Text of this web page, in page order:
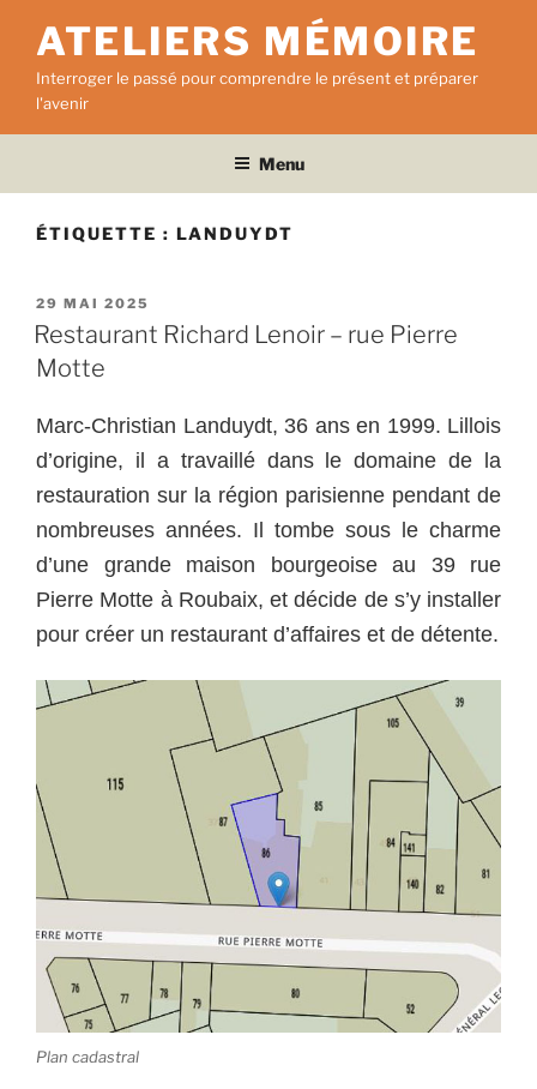
contenu
principal
ATELIERS MÉMOIRE
Interroger le passé pour comprendre le présent et préparer
l'avenir
Menu
ÉTIQUETTE : LANDUYDT
PUBLIÉ
LE
29 MAI 2025
Restaurant Richard Lenoir – rue Pierre
Motte
Marc-Christian Landuydt, 36 ans en 1999. Lillois
d’origine, il a travaillé dans le domaine de la
restauration sur la région parisienne pendant de
nombreuses années. Il tombe sous le charme
d’une grande maison bourgeoise au 39 rue
Pierre Motte à Roubaix, et décide de s’y installer
pour créer un restaurant d’affaires et de détente.
Plan cadastral